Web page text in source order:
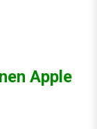
Apple